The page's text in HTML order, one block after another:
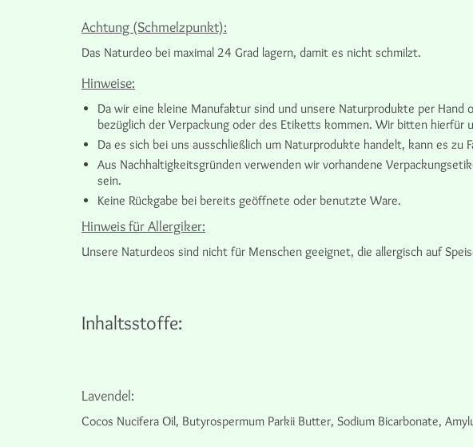
Achtung (Schmelzpunkt):
Das Naturdeo bei maximal 24 Grad lagern, damit es nicht schmilzt.
Hinweise:
Da wir eine kleine Manufaktur sind und unsere Naturprodukte per
bezüglich der Verpackung oder des Etiketts kommen. Wir bitten hierfür
Da es sich bei uns ausschließlich um Naturprodukte handelt, kann es
Aus Nachhaltigkeitsgründen verwenden wir vorhandene
sein.
Keine Rückgabe bei bereits geöffnete oder benutzte Ware.
Hinweis für Allergiker:
Unsere Naturdeos sind nicht für Menschen geeignet, die allergisch auf
Inhaltsstoffe:
Lavendel:
Cocos Nucifera Oil, Butyrospermum Parkii Butter, Sodium Bicarbonate,